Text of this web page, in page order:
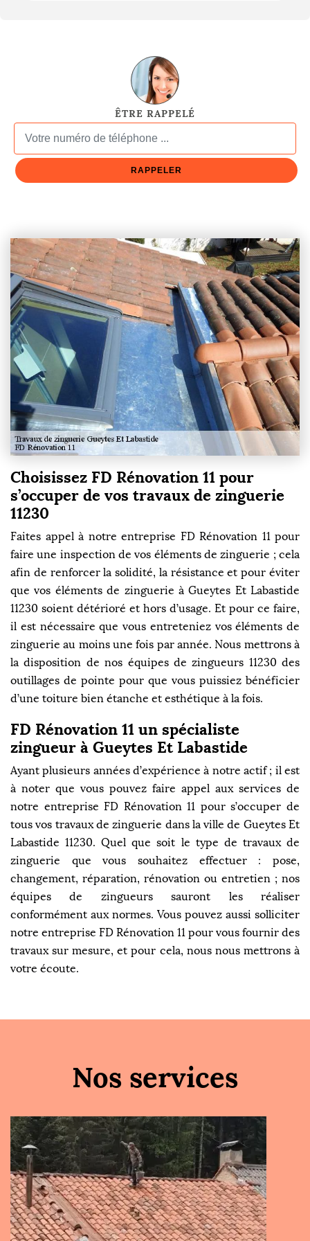
ÊTRE RAPPELÉ
Choisissez FD Rénovation 11 pour
s’occuper de vos travaux de zinguerie
11230
Faites appel à notre entreprise FD Rénovation 11 pour
faire une inspection de vos éléments de zinguerie ; cela
afin de renforcer la solidité, la résistance et pour éviter
que vos éléments de zinguerie à Gueytes Et Labastide
11230 soient détérioré et hors d’usage. Et pour ce faire,
il est nécessaire que vous entreteniez vos éléments de
zinguerie au moins une fois par année. Nous mettrons à
la disposition de nos équipes de zingueurs 11230 des
outillages de pointe pour que vous puissiez bénéficier
d’une toiture bien étanche et esthétique à la fois.
FD Rénovation 11 un spécialiste
zingueur à Gueytes Et Labastide
Ayant plusieurs années d’expérience à notre actif ; il est
à noter que vous pouvez faire appel aux services de
notre entreprise FD Rénovation 11 pour s’occuper de
tous vos travaux de zinguerie dans la ville de Gueytes Et
Labastide 11230. Quel que soit le type de travaux de
zinguerie que vous souhaitez effectuer : pose,
changement, réparation, rénovation ou entretien ; nos
équipes de zingueurs sauront les réaliser
conformément aux normes. Vous pouvez aussi solliciter
notre entreprise FD Rénovation 11 pour vous fournir des
travaux sur mesure, et pour cela, nous nous mettrons à
votre écoute.
Nos services